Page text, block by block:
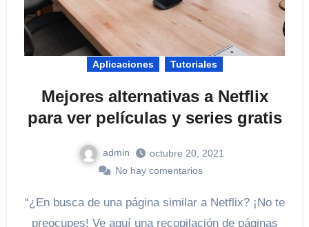
Aplicaciones Tutoriales
Mejores alternativas a Netflix
para ver películas y series gratis
admin
octubre 20, 2021
No hay comentarios
“¿En busca de una página similar a Netflix? ¡No te
preocupes! Ve aquí una recopilación de páginas